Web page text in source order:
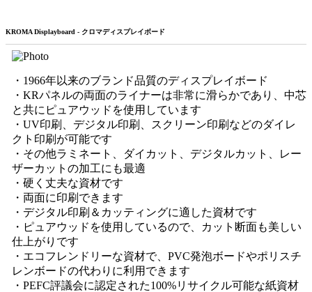
KROMA Displayboard - クロマディスプレイボード
・1966年以来のブランド品質のディスプレイボード
・KRパネルの両面のライナーは非常に滑らかであり、中芯
と共にピュアウッドを使用しています
・UV印刷、デジタル印刷、スクリーン印刷などのダイレ
クト印刷が可能です
・その他ラミネート、ダイカット、デジタルカット、レー
ザーカットの加工にも最適
・硬く丈夫な資材です
・両面に印刷できます
・デジタル印刷＆カッティングに適した資材です
・ピュアウッドを使用しているので、カット断面も美しい
仕上がりです
・エコフレンドリーな資材で、PVC発泡ボードやポリスチ
レンボードの代わりに利用できます
・PEFC評議会に認定された100%リサイクル可能な紙資材